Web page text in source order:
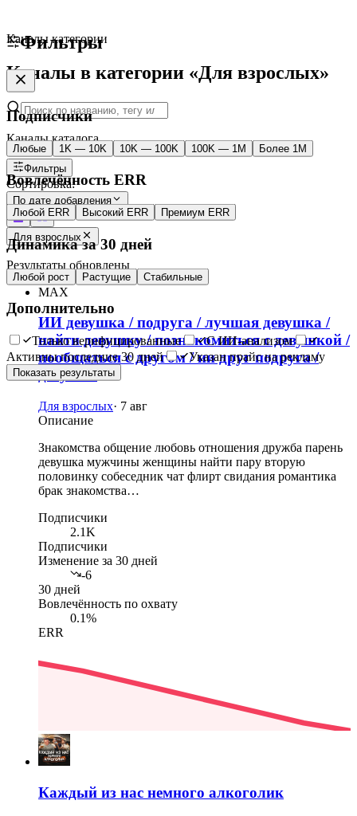
Фильтры
Подписчики
Любые 1K — 10K 10K — 100K 100K — 1M Более 1M
Вовлечённость ERR
Любой ERR Высокий ERR Премиум ERR
Динамика за 30 дней
Любой рост Растущие Стабильные
Дополнительно
Только верифицированные
С ИИ-анализом
Активны последние 30 дней
Указан прайс на рекламу
Показать результаты
Каналы категории
Каналы в категории «Для взрослых»
Каналы каталога
Фильтры
Сортировка:
По дате добавления
Для взрослых
Результаты обновлены
MAX
ИИ девушка / подруга / лучшая девушка /
найти девушку / познакомиться с девушкой /
пообщаться с другом / ии друг подруга /
девушка
Для взрослых· 7 авг
Описание
Знакомства общение любовь отношения дружба парень
девушка мужчины женщины найти пару вторую
половинку собеседник чат флирт свидания романтика
брак знакомства…
Подписчики
2.1K
Подписчики
Изменение за 30 дней
-6
30 дней
Вовлечённость по охвату
0.1%
ERR
Каждый из нас немного алкоголик